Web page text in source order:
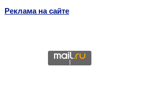
Реклама на сайте